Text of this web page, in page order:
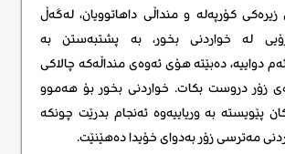
کۆرپەلە و منداڵی داهاتوویان، لەگەڵ
لە خواردنی بخور، بە پشتبەستن بە
دواییە، دەبێتە هۆی ئەوەی منداڵەکە چالاکی
زۆر دروست بکات. خواردنی بخور بۆ هەموو
پێویستە بە وریاییەوە ئەنجام بدرێت چونکە
مەترسی زۆر بەدوای خۆیدا دەهێنێت.